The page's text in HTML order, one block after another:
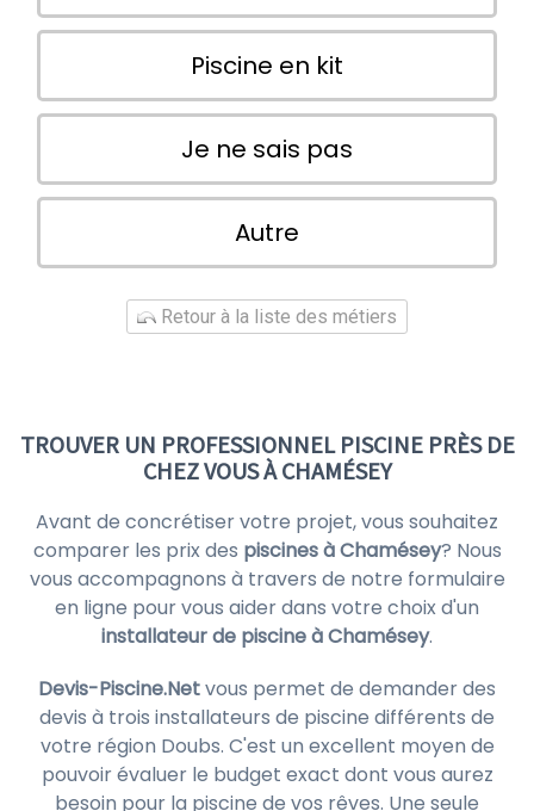
Piscine en kit
Je ne sais pas
Autre
Retour à la liste des métiers
TROUVER UN PROFESSIONNEL PISCINE PRÈS DE
CHEZ VOUS À CHAMÉSEY
Avant de concrétiser votre projet, vous souhaitez
comparer les prix des piscines à Chamésey? Nous
vous accompagnons à travers de notre formulaire
en ligne pour vous aider dans votre choix d'un
installateur de piscine à Chamésey.
Devis-Piscine.Netvous permet de demander des
devis à trois installateurs de piscine différents de
votre région Doubs. C'est un excellent moyen de
pouvoir évaluer le budget exact dont vous aurez
besoin pour la piscine de vos rêves. Une seule